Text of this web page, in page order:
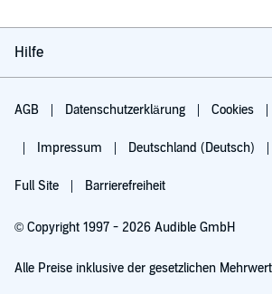
Hilfe
AGB Datenschutzerklärung Cookies
Impressum Deutschland (Deutsch)
Full Site Barrierefreiheit
© Copyright 1997 - 2026 Audible GmbH
Alle Preise inklusive der gesetzlichen